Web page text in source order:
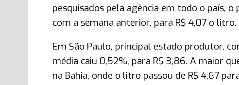
pesquisados pela agência em todo o país,
com a semana anterior, para R$ 4,07 o litro.
Em São Paulo, principal estado produtor,
média caiu 0,52%, para R$ 3,86. A maior
na Bahia, onde o litro passou de R$ 4,67